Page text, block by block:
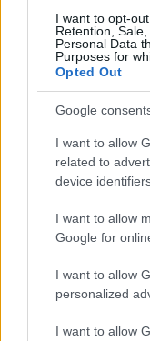
I want to opt-
Retention,
Personal Data
Purposes for
Opted Out
Google
I want to allow
related to
device
I want to allow
Google for
I want to allow
personalized
I want to allow
Retro gaming e
Andrea Conforti · 30 Lug